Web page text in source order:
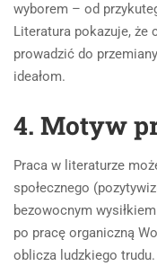
wyborem – od
Literatura pokazuje, że
prowadzić do
ideałom.
4. Motyw
Praca w literaturze
społecznego
bezowocnym
po pracę organiczną
oblicza ludzkiego trudu.